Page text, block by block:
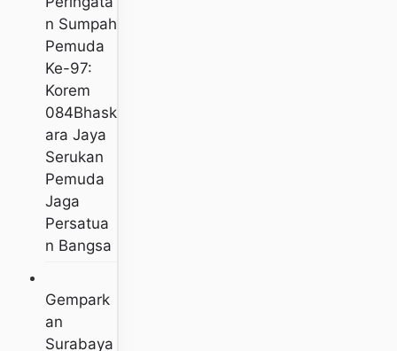
N Sumpah
Pemuda
Ke-97:
Korem
084Bhask
Ara Jaya
Serukan
Pemuda
Jaga
Persatua
N Bangsa
Gempark
An
Surabaya